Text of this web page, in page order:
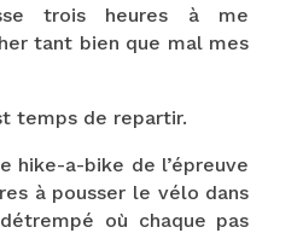
trois heures à me
tant bien que mal mes
temps de repartir.
hike-a-bike de l’épreuve
à pousser le vélo dans
où chaque pas